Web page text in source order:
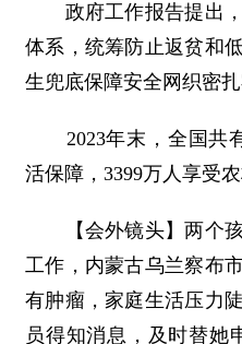
政府工作报告提出，
体系，统筹防止返贫和
生兜底保障安全网织密扎
2023年末，全国共有
活保障，3399万人享受
【会外镜头】两个孩
工作，内蒙古乌兰察布
有肿瘤，家庭生活压力
员得知消息，及时替她